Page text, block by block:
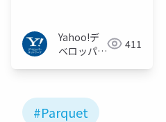
Yahoo!デ
ベロッパー
411
#Parquet